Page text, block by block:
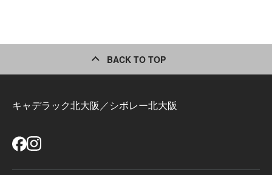
BACK TO TOP
キャデラック北大阪／シボレー北大阪